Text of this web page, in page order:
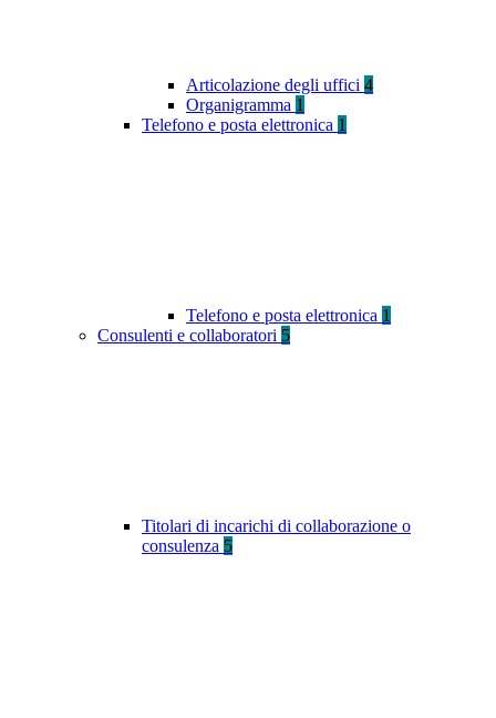
Articolazione degli uffici 4
Organigramma 1
Telefono e posta elettronica 1
Telefono e posta elettronica 1
Consulenti e collaboratori 5
Titolari di incarichi di collaborazione o
consulenza 5